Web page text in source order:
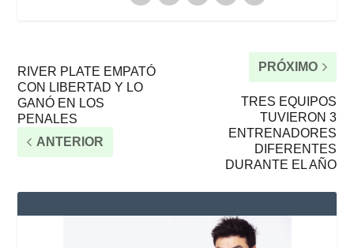
RIVER PLATE EMPATÓ
CON LIBERTAD Y LO
GANÓ EN LOS
PENALES
ANTERIOR
PRÓXIMO
TRES EQUIPOS
TUVIERON 3
ENTRENADORES
DIFERENTES
DURANTE EL AÑO